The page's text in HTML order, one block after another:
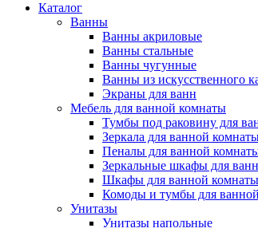
Каталог
Ванны
Ванны акриловые
Ванны стальные
Ванны чугунные
Ванны из искусственного
Экраны для ванн
Мебель для ванной комнаты
Тумбы под раковину для
Зеркала для ванной
Пеналы для ванной
Зеркальные шкафы для
Шкафы для ванной комнаты
Комоды и тумбы для
Унитазы
Унитазы напольные